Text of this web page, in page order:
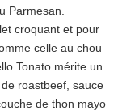
Parmesan.
croquant et pour
celle au chou
Tonato mérite un
roastbeef, sauce
de thon mayo